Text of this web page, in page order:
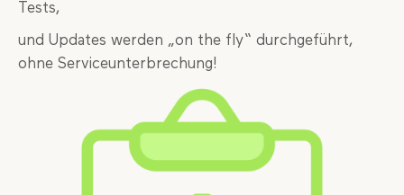
Tests,
und Updates werden „on the fly“ durchgeführt,
ohne Serviceunterbrechung!